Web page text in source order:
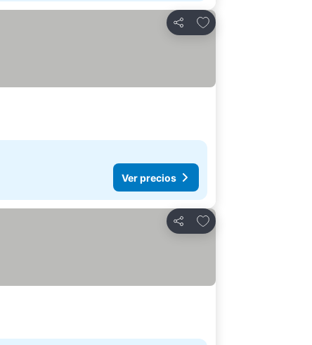
Compartir
Añadir a favoritos
Ver precios
Compartir
Añadir a favoritos